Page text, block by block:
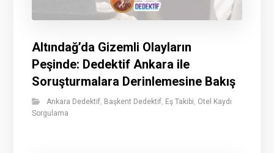
Altındağ’da Gizemli Olayların
Peşinde: Dedektif Ankara ile
Soruşturmalara Derinlemesine Bakış
Ankara Dedektif, Başkent Dedektif, Eş Takibi, Otel Kaydı
Sorgulama